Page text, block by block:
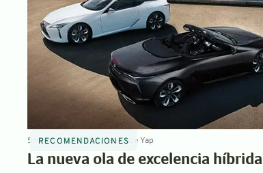
RECOMENDACIONES
5 minApr 16, 2025ByLaurance Yap
La nueva ola de excelencia